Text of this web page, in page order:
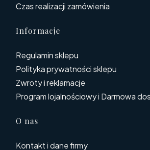
Czas realizacji zamówienia
Informacje
Regulamin sklepu
Polityka prywatności sklepu
Zwroty i reklamacje
Program lojalnościowy i Darmowa
O nas
Kontakt i dane firmy